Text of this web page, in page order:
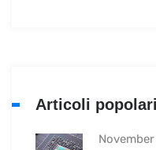
Articoli popolari